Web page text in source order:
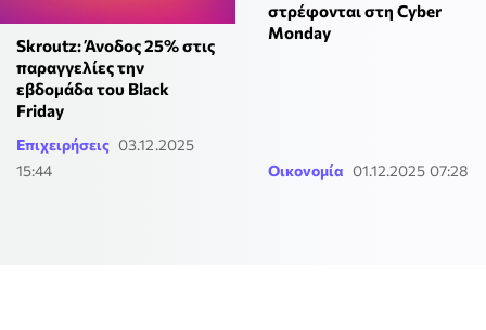
Skroutz: Άνοδος 25% στις
παραγγελίες την
εβδομάδα του Black
Friday
Επιχειρήσεις 03.12.2025
15:44
στρέφονται στη Cyber
Monday
Οικονομία 01.12.2025 07:28